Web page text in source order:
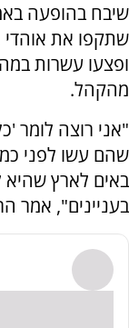
שיבח בהופעה
שתקפו את
ופצעו עשרות
מהקהל.
"אני רוצה לומר
שהם עשו לפני
באים לארץ
בעניינים", אמר